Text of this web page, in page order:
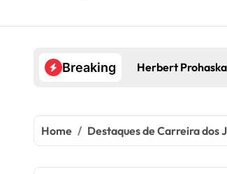
Breaking Herbert
Home Destaques de Carreira dos